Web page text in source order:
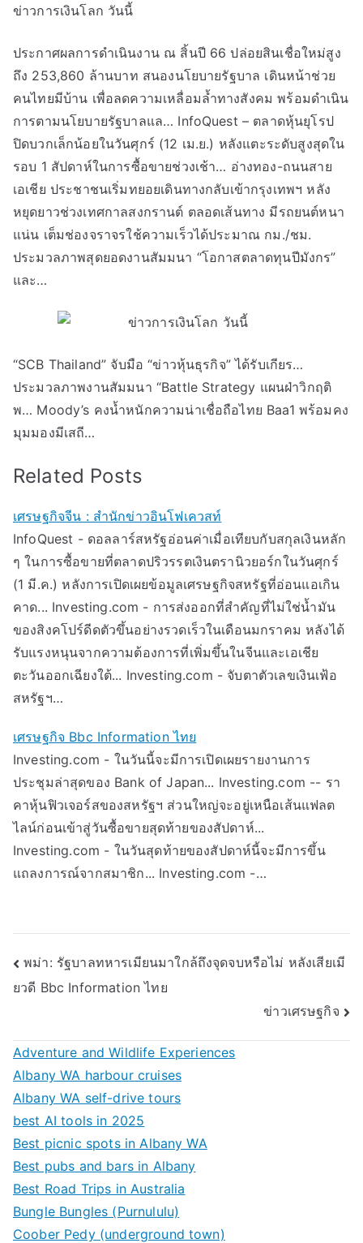
ข่าวการเงินโลก วันนี้
ประกาศผลการดำเนินงาน ณ สิ้นปี 66 ปล่อยสินเชื่อใหม่สูง
ถึง 253,860 ล้านบาท สนองนโยบายรัฐบาล เดินหน้าช่วย
คนไทยมีบ้าน เพื่อลดความเหลื่อมล้ำทางสังคม พร้อมดำเนิน
การตามนโยบายรัฐบาลแล… InfoQuest – ตลาดหุ้นยุโรป
ปิดบวกเล็กน้อยในวันศุกร์ (12 เม.ย.) หลังแตะระดับสูงสุดใน
รอบ 1 สัปดาห์ในการซื้อขายช่วงเช้า… อ่างทอง-ถนนสาย
เอเชีย ประชาชนเริ่มทยอยเดินทางกลับเข้ากรุงเทพฯ หลัง
หยุดยาวช่วงเทศกาลสงกรานต์ ตลอดเส้นทาง มีรถยนต์หนา
แน่น เต็มช่องจราจรใช้ความเร็วได้ประมาณ กม./ชม.
ประมวลภาพสุดยอดงานสัมมนา “โอกาสตลาดทุนปีมังกร”
และ…
“SCB Thailand” จับมือ “ข่าวหุ้นธุรกิจ” ได้รับเกียร…
ประมวลภาพงานสัมมนา “Battle Strategy แผนฝ่าวิกฤติ
พ… Moody’s คงน้ำหนักความน่าเชื่อถือไทย Baa1 พร้อมคง
มุมมองมีเสถี…
Related Posts
เศรษฐกิจจีน : สำนักข่าวอินโฟเควสท์
InfoQuest - ดอลลาร์สหรัฐอ่อนค่าเมื่อเทียบกับสกุลเงินหลัก
ๆ ในการซื้อขายที่ตลาดปริวรรตเงินตรานิวยอร์กในวันศุกร์
(1 มี.ค.) หลังการเปิดเผยข้อมูลเศรษฐกิจสหรัฐที่อ่อนแอเกิน
คาด... Investing.com - การส่งออกที่สำคัญที่ไม่ใช่น้ำมัน
ของสิงคโปร์ดีดตัวขึ้นอย่างรวดเร็วในเดือนมกราคม หลังได้
รับแรงหนุนจากความต้องการที่เพิ่มขึ้นในจีนและเอเชีย
ตะวันออกเฉียงใต้... Investing.com - จับตาตัวเลขเงินเฟ้อ
สหรัฐฯ…
เศรษฐกิจ Bbc Information ไทย
Investing.com - ในวันนี้จะมีการเปิดเผยรายงานการ
ประชุมล่าสุดของ Bank of Japan... Investing.com -- รา
คาหุ้นฟิวเจอร์สของสหรัฐฯ ส่วนใหญ่จะอยู่เหนือเส้นแฟลต
ไลน์ก่อนเข้าสู่วันซื้อขายสุดท้ายของสัปดาห์...
Investing.com - ในวันสุดท้ายของสัปดาห์นี้จะมีการขึ้น
แถลงการณ์จากสมาชิก... Investing.com -…
Post
navigation
พม่า: รัฐบาลทหารเมียนมาใกล้ถึงจุดจบหรือไม่ หลังเสียเมี
ยวดี Bbc Information ไทย
ข่าวเศรษฐกิจ
Adventure and Wildlife Experiences
Albany WA harbour cruises
Albany WA self-drive tours
best AI tools in 2025
Best picnic spots in Albany WA
Best pubs and bars in Albany
Best Road Trips in Australia
Bungle Bungles (Purnululu)
Coober Pedy (underground town)